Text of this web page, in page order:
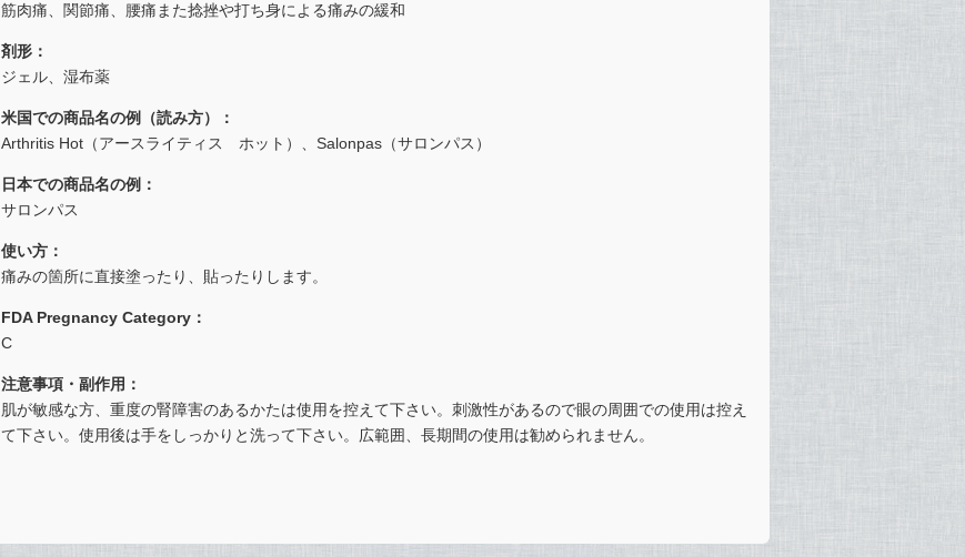
筋肉痛、関節痛、腰痛また捻挫や打ち身による痛みの緩和
剤形：
ジェル、湿布薬
米国での商品名の例（読み方）：
Arthritis Hot（アースライティス ホット）、Salonpas（サロンパス）
日本での商品名の例：
サロンパス
使い方：
痛みの箇所に直接塗ったり、貼ったりします。
FDA Pregnancy Category：
C
注意事項・副作用：
肌が敏感な方、重度の腎障害のあるかたは使用を控えて下さい。刺激性があるので眼の周囲での使用は控え
て下さい。使用後は手をしっかりと洗って下さい。広範囲、長期間の使用は勧められません。